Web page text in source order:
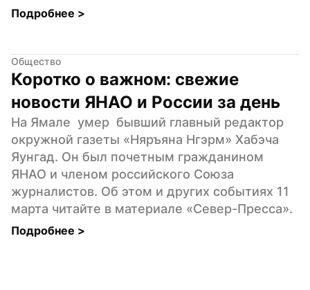
Подробнее >
Общество
Коротко о важном: свежие
новости ЯНАО и России за день
На Ямале  умер  бывший главный редактор
окружной газеты «Няръяна Нгэрм» Хабэча
Яунгад. Он был почетным гражданином
ЯНАО и членом российского Союза
журналистов. Об этом и других событиях 11
марта читайте в материале «Север-Пресса».
Подробнее >